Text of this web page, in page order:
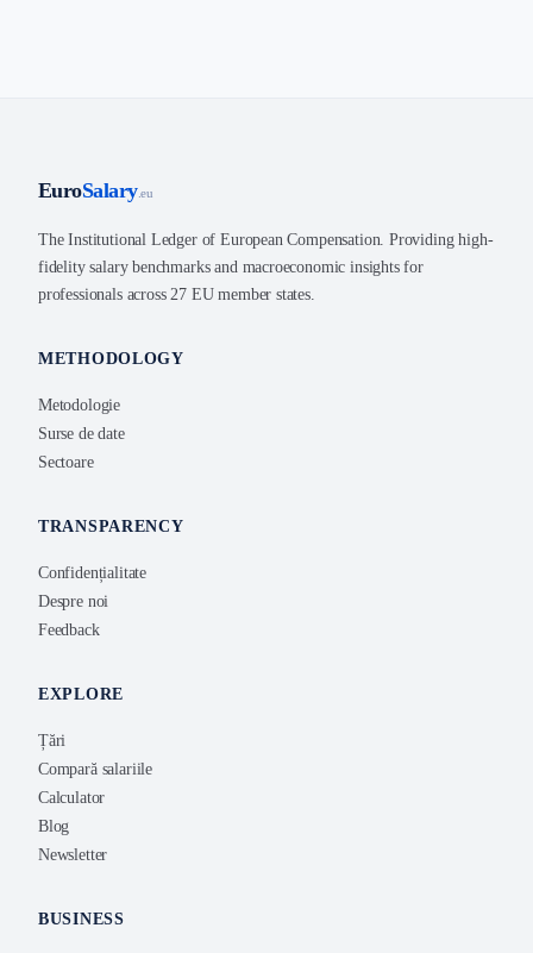
EuroSalary.eu
The Institutional Ledger of European Compensation. Providing high-
fidelity salary benchmarks and macroeconomic insights for
professionals across 27 EU member states.
METHODOLOGY
Metodologie
Surse de date
Sectoare
TRANSPARENCY
Confidențialitate
Despre noi
Feedback
EXPLORE
Țări
Compară salariile
Calculator
Blog
Newsletter
BUSINESS